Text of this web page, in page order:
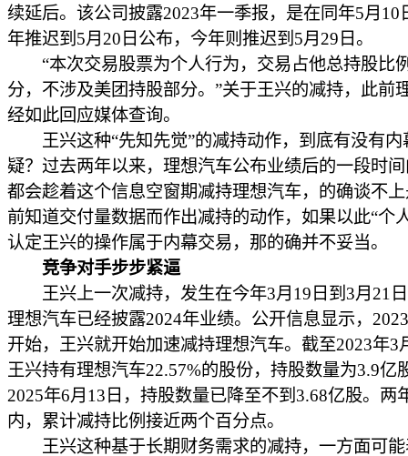
续延后。该公司披露2023年一季报，是在同年5月10
年推迟到5月20日公布，今年则推迟到5月29日。
“本次交易股票为个人行为，交易占他总持股比
分，不涉及美团持股部分。”关于王兴的减持，此前
经如此回应媒体查询。
王兴这种“先知先觉”的减持动作，到底有没有内
疑？过去两年以来，理想汽车公布业绩后的一段时
都会趁着这个信息空窗期减持理想汽车，的确谈不
前知道交付量数据而作出减持的动作，如果以此“个
认定王兴的操作属于内幕交易，那的确并不妥当。
竞争对手步步紧逼
王兴上一次减持，发生在今年3月19日到3月21
理想汽车已经披露2024年业绩。公开信息显示，
开始，王兴就开始加速减持理想汽车。截至2023年3
王兴持有理想汽车22.57%的股份，持股数量为3.9亿
2025年6月13日，持股数量已降至不到3.68亿股。两
内，累计减持比例接近两个百分点。
王兴这种基于长期财务需求的减持，一方面可能